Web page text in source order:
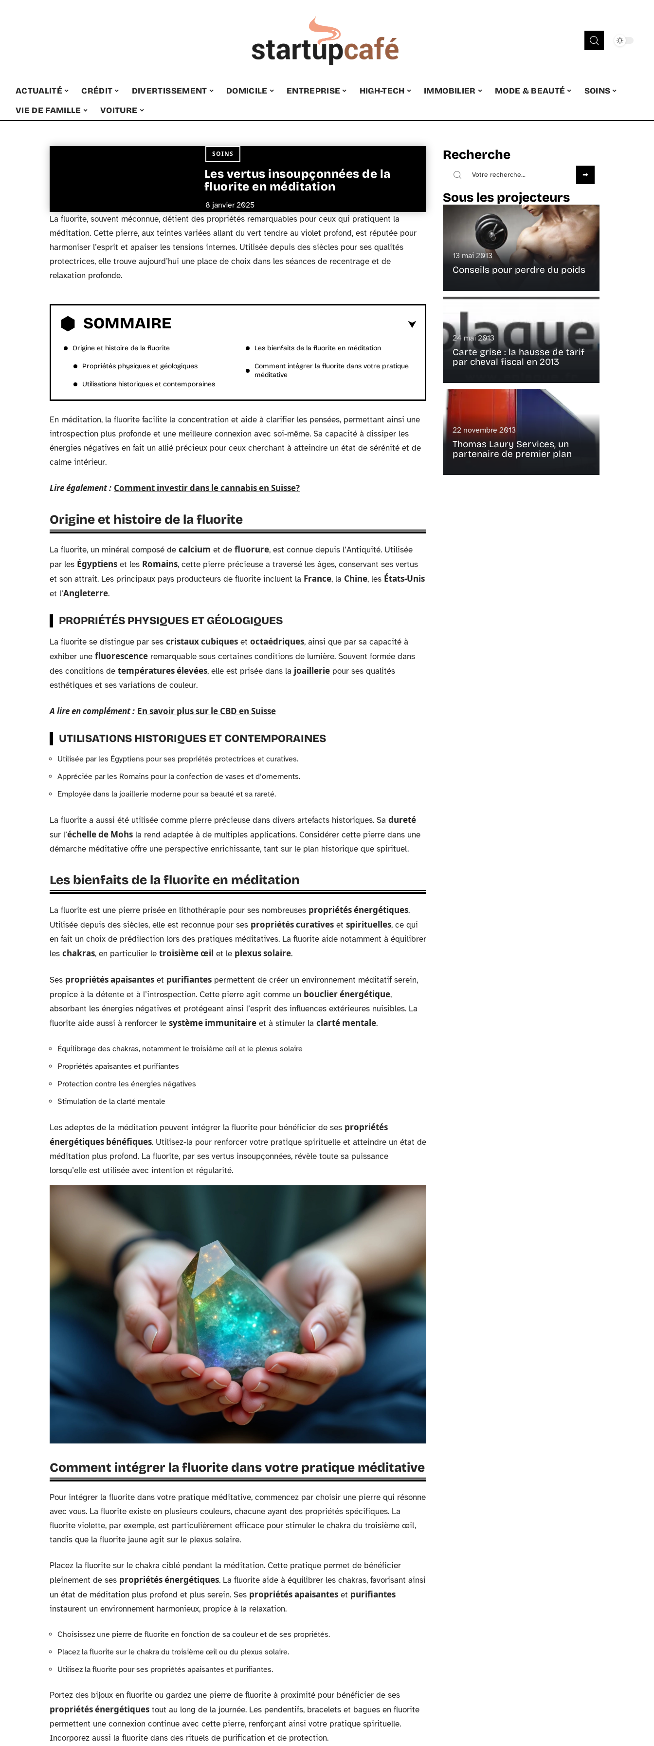
ACTUALITÉ CRÉDIT DIVERTISSEMENT DOMICILE ENTREPRISE HIGH-TECH IMMOBILIER MODE & BEAUTÉ
SOINS
VIE DE FAMILLE
VOITURE
SOINS
Les vertus insoupçonnées de la
fluorite en méditation
8 janvier 2025
La fluorite, souvent méconnue, détient des propriétés remarquables pour ceux qui pratiquent la
méditation. Cette pierre, aux teintes variées allant du vert tendre au violet profond, est réputée pour
harmoniser l’esprit et apaiser les tensions internes. Utilisée depuis des siècles pour ses qualités
protectrices, elle trouve aujourd’hui une place de choix dans les séances de recentrage et de
relaxation profonde.
SOMMAIRE
Origine et histoire de la fluorite
Propriétés physiques et géologiques
Utilisations historiques et contemporaines
Les bienfaits de la fluorite en méditation
Comment intégrer la fluorite dans votre pratique
méditative
En méditation, la fluorite facilite la concentration et aide à clarifier les pensées, permettant ainsi une
introspection plus profonde et une meilleure connexion avec soi-même. Sa capacité à dissiper les
énergies négatives en fait un allié précieux pour ceux cherchant à atteindre un état de sérénité et de
calme intérieur.
Lire également : Comment investir dans le cannabis en Suisse?
Origine et histoire de la fluorite
La fluorite, un minéral composé de calcium et de fluorure, est connue depuis l’Antiquité. Utilisée
par les Égyptiens et les Romains, cette pierre précieuse a traversé les âges, conservant ses vertus
et son attrait. Les principaux pays producteurs de fluorite incluent la France, la Chine, les États-Unis
et l’Angleterre.
PROPRIÉTÉS PHYSIQUES ET GÉOLOGIQUES
La fluorite se distingue par ses cristaux cubiques et octaédriques, ainsi que par sa capacité à
exhiber une fluorescence remarquable sous certaines conditions de lumière. Souvent formée dans
des conditions de températures élevées, elle est prisée dans la joaillerie pour ses qualités
esthétiques et ses variations de couleur.
A lire en complément : En savoir plus sur le CBD en Suisse
UTILISATIONS HISTORIQUES ET CONTEMPORAINES
Utilisée par les Égyptiens pour ses propriétés protectrices et curatives.
Appréciée par les Romains pour la confection de vases et d’ornements.
Employée dans la joaillerie moderne pour sa beauté et sa rareté.
La fluorite a aussi été utilisée comme pierre précieuse dans divers artefacts historiques. Sa dureté
sur l’échelle de Mohs la rend adaptée à de multiples applications. Considérer cette pierre dans une
démarche méditative offre une perspective enrichissante, tant sur le plan historique que spirituel.
Les bienfaits de la fluorite en méditation
La fluorite est une pierre prisée en lithothérapie pour ses nombreuses propriétés énergétiques.
Utilisée depuis des siècles, elle est reconnue pour ses propriétés curatives et spirituelles, ce qui
en fait un choix de prédilection lors des pratiques méditatives. La fluorite aide notamment à équilibrer
les chakras, en particulier le troisième œil et le plexus solaire.
Ses propriétés apaisantes et purifiantes permettent de créer un environnement méditatif serein,
propice à la détente et à l’introspection. Cette pierre agit comme un bouclier énergétique,
absorbant les énergies négatives et protégeant ainsi l’esprit des influences extérieures nuisibles. La
fluorite aide aussi à renforcer le système immunitaire et à stimuler la clarté mentale.
Équilibrage des chakras, notamment le troisième œil et le plexus solaire
Propriétés apaisantes et purifiantes
Protection contre les énergies négatives
Stimulation de la clarté mentale
Les adeptes de la méditation peuvent intégrer la fluorite pour bénéficier de ses propriétés
énergétiques bénéfiques. Utilisez-la pour renforcer votre pratique spirituelle et atteindre un état de
méditation plus profond. La fluorite, par ses vertus insoupçonnées, révèle toute sa puissance
lorsqu’elle est utilisée avec intention et régularité.
Comment intégrer la fluorite dans votre pratique méditative
Pour intégrer la fluorite dans votre pratique méditative, commencez par choisir une pierre qui résonne
avec vous. La fluorite existe en plusieurs couleurs, chacune ayant des propriétés spécifiques. La
fluorite violette, par exemple, est particulièrement efficace pour stimuler le chakra du troisième œil,
tandis que la fluorite jaune agit sur le plexus solaire.
Placez la fluorite sur le chakra ciblé pendant la méditation. Cette pratique permet de bénéficier
pleinement de ses propriétés énergétiques. La fluorite aide à équilibrer les chakras, favorisant ainsi
un état de méditation plus profond et plus serein. Ses propriétés apaisantes et purifiantes
instaurent un environnement harmonieux, propice à la relaxation.
Choisissez une pierre de fluorite en fonction de sa couleur et de ses propriétés.
Placez la fluorite sur le chakra du troisième œil ou du plexus solaire.
Utilisez la fluorite pour ses propriétés apaisantes et purifiantes.
Portez des bijoux en fluorite ou gardez une pierre de fluorite à proximité pour bénéficier de ses
propriétés énergétiques tout au long de la journée. Les pendentifs, bracelets et bagues en fluorite
permettent une connexion continue avec cette pierre, renforçant ainsi votre pratique spirituelle.
Incorporez aussi la fluorite dans des rituels de purification et de protection.
Recherche
Sous les projecteurs
13 mai 2013
Conseils pour perdre du poids
24 mai 2013
Carte grise : la hausse de tarif
par cheval fiscal en 2013
22 novembre 2013
Thomas Laury Services, un
partenaire de premier plan